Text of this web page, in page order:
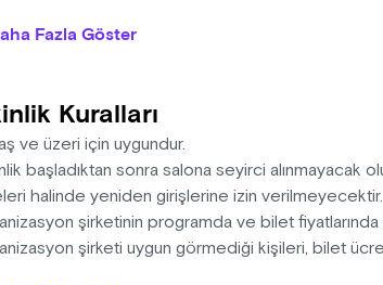
başladıkça değişmeye başlar. Colin koştukça
içinde hapsedildiği durumları fark
'Uzun Mesafe Koşucusunun Yalnızlığı'
Rosica Colin Limited'den alınmıştır.
NOK
Alan Sillitoe
ve Yöneten: Tufan Afşar
Yardımcısı: Taha Berk Kaya
Fazla Göster
Kuralları
ve üzeri için uygundur.
başladıktan sonra salona seyirci alınmayacak
halinde yeniden girişlerine izin verilmeyecektir.
şirketinin programda ve bilet fiyatlarında
şirketi uygun görmediği kişileri, bilet